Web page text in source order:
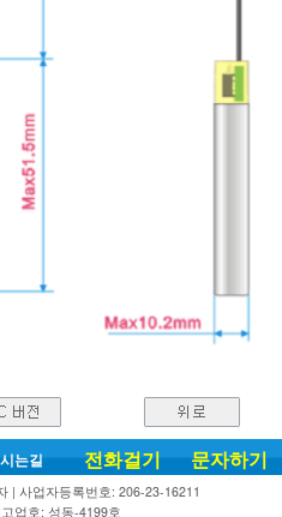
는길 전화걸기 문자하기
| 사업자등록번호: 206-23-16211
업호: 성동-4199호